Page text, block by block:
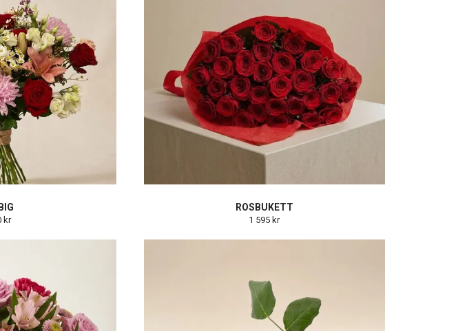
kr
ROSBUKETT
1 595 kr